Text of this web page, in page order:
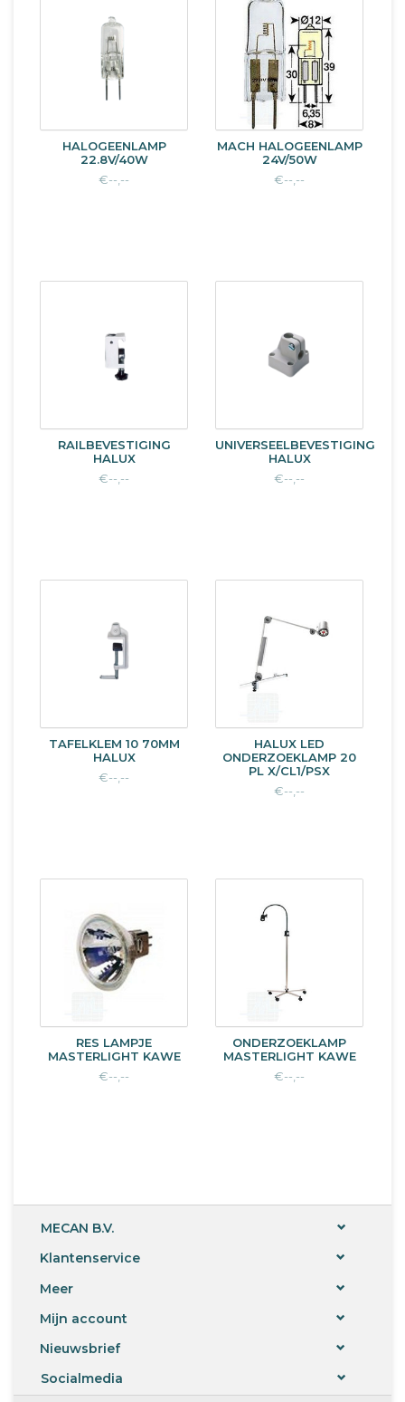
HALOGEENLAMP
22.8V/40W
€--,--
MACH HALOGEENLAMP
24V/50W
€--,--
RAILBEVESTIGING
HALUX
€--,--
UNIVERSEELBEVESTIGING
HALUX
€--,--
TAFELKLEM 10 70MM
HALUX
€--,--
HALUX LED
ONDERZOEKLAMP 20
PL X/CL1/PSX
€--,--
RES LAMPJE
MASTERLIGHT KAWE
€--,--
ONDERZOEKLAMP
MASTERLIGHT KAWE
€--,--
MECAN B.V.
Klantenservice
Meer
Mijn account
Nieuwsbrief
Socialmedia